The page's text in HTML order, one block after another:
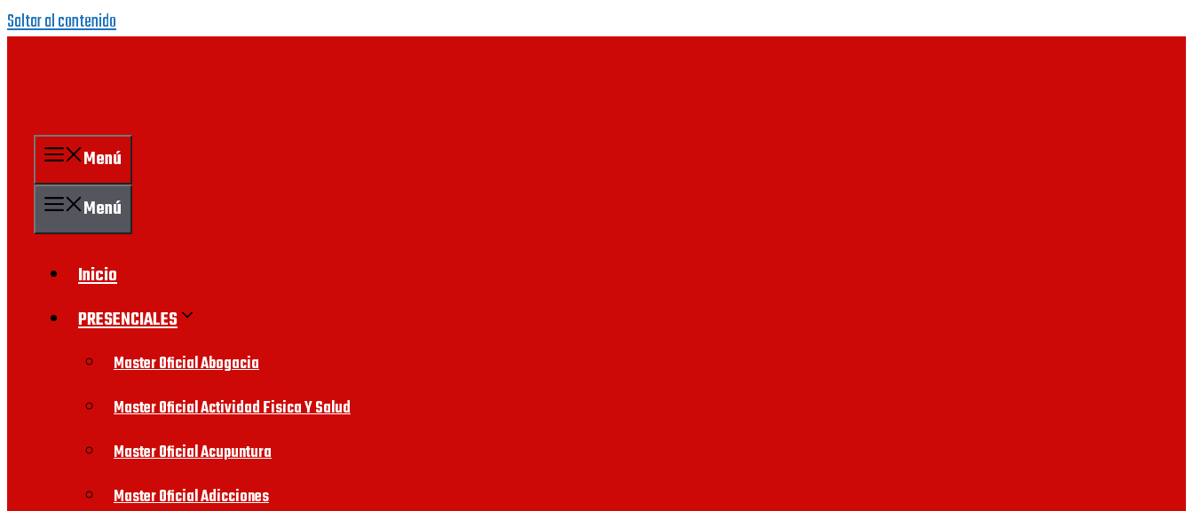
Saltar al contenido
Menú
Menú
Inicio
PRESENCIALES
Master Oficial Abogacia
Master Oficial Actividad Fisica Y Salud
Master Oficial Acupuntura
Master Oficial Adicciones